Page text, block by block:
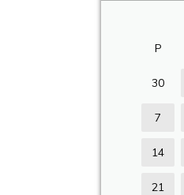
P
30
7
14
21